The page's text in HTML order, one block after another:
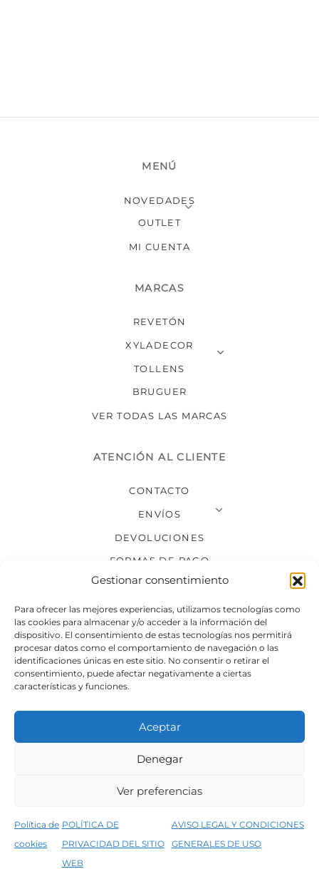
Gestionar consentimiento
Para ofrecer las mejores experiencias, utilizamos tecnologías como
las cookies para almacenar y/o acceder a la información del
dispositivo. El consentimiento de estas tecnologías nos permitirá
procesar datos como el comportamiento de navegación o las
identificaciones únicas en este sitio. No consentir o retirar el
consentimiento, puede afectar negativamente a ciertas
características y funciones.
Aceptar
Denegar
Ver preferencias
Política de
cookies
POLÍTICA DE
PRIVACIDAD DEL SITIO
WEB
AVISO LEGAL Y CONDICIONES
GENERALES DE USO
5% de descuento en tu primera compra, utiliza el código PRIMERACOMPRA
MENÚ
NOVEDADES
OUTLET
MI CUENTA
MARCAS
REVETÓN
XYLADECOR
TOLLENS
BRUGUER
VER TODAS LAS MARCAS
ATENCIÓN AL CLIENTE
CONTACTO
ENVÍOS
DEVOLUCIONES
FORMAS DE PAGO
SÍGUENOS
Condiciones generales de venta
Política de privacidad del sitio web
©2026 Decopintur- todos los derechos